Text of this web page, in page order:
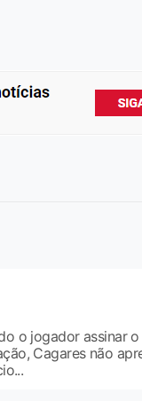
o jogador assinar
Cagares não